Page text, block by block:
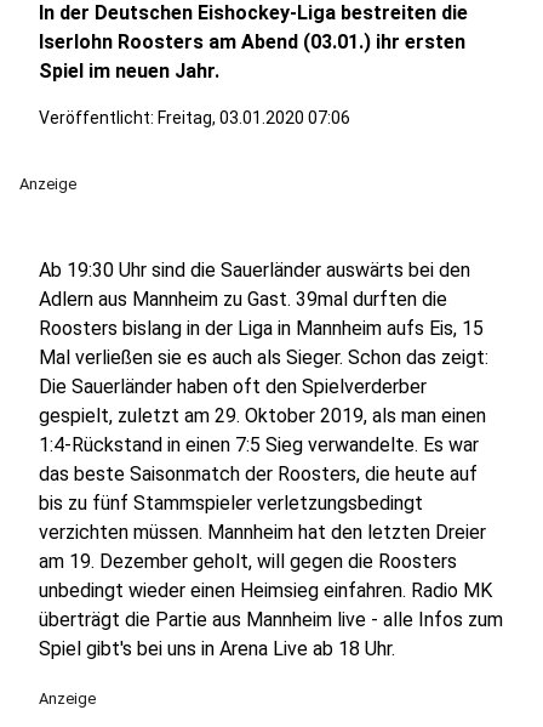
In der Deutschen Eishockey-Liga bestreiten die
Iserlohn Roosters am Abend (03.01.) ihr ersten
Spiel im neuen Jahr.
Veröffentlicht: Freitag, 03.01.2020 07:06
Anzeige
Ab 19:30 Uhr sind die Sauerländer auswärts bei den
Adlern aus Mannheim zu Gast. 39mal durften die
Roosters bislang in der Liga in Mannheim aufs Eis, 15
Mal verließen sie es auch als Sieger. Schon das zeigt:
Die Sauerländer haben oft den Spielverderber
gespielt, zuletzt am 29. Oktober 2019, als man einen
1:4-Rückstand in einen 7:5 Sieg verwandelte. Es war
das beste Saisonmatch der Roosters, die heute auf
bis zu fünf Stammspieler verletzungsbedingt
verzichten müssen. Mannheim hat den letzten Dreier
am 19. Dezember geholt, will gegen die Roosters
unbedingt wieder einen Heimsieg einfahren. Radio MK
überträgt die Partie aus Mannheim live - alle Infos zum
Spiel gibt's bei uns in Arena Live ab 18 Uhr.
Anzeige